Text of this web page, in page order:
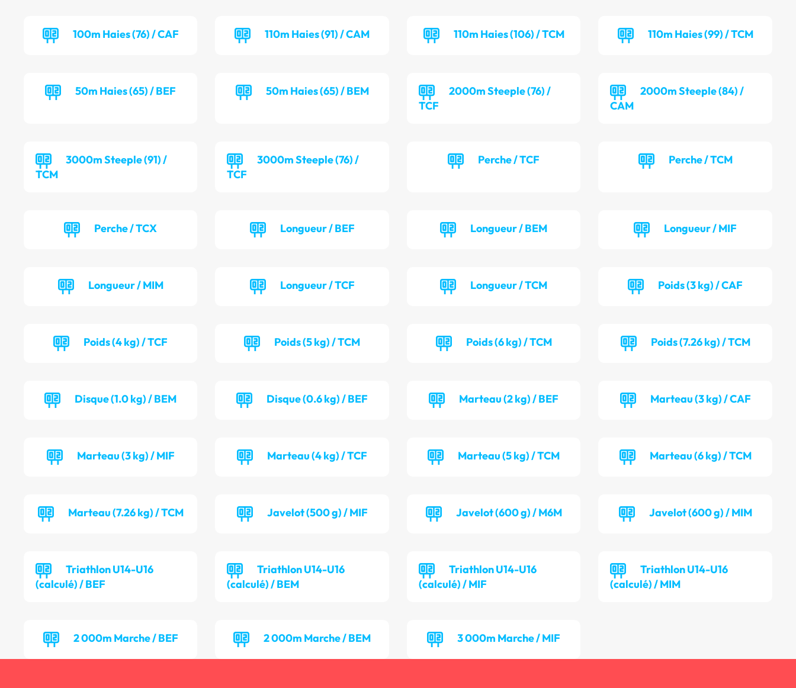
100m Haies (76) / CAF 110m Haies (91) / CAM 110m Haies (106) / TCM 110m Haies (99) / TCM
50m Haies (65) / BEF 50m Haies (65) / BEM
2000m Steeple (76) /
TCF
2000m Steeple (84) /
CAM
3000m Steeple (91) /
TCM
3000m Steeple (76) /
TCF
Perche / TCF Perche / TCM
Perche / TCX Longueur / BEF Longueur / BEM Longueur / MIF
Longueur / MIM Longueur / TCF Longueur / TCM Poids (3 kg) / CAF
Poids (4 kg) / TCF Poids (5 kg) / TCM Poids (6 kg) / TCM Poids (7.26 kg) / TCM
Disque (1.0 kg) / BEM Disque (0.6 kg) / BEF Marteau (2 kg) / BEF Marteau (3 kg) / CAF
Marteau (3 kg) / MIF Marteau (4 kg) / TCF Marteau (5 kg) / TCM Marteau (6 kg) / TCM
Marteau (7.26 kg) / TCM Javelot (500 g) / MIF Javelot (600 g) / M6M Javelot (600 g) / MIM
Triathlon U14-U16
(calculé) / BEF
Triathlon U14-U16
(calculé) / BEM
Triathlon U14-U16
(calculé) / MIF
Triathlon U14-U16
(calculé) / MIM
2 000m Marche / BEF 2 000m Marche / BEM 3 000m Marche / MIF